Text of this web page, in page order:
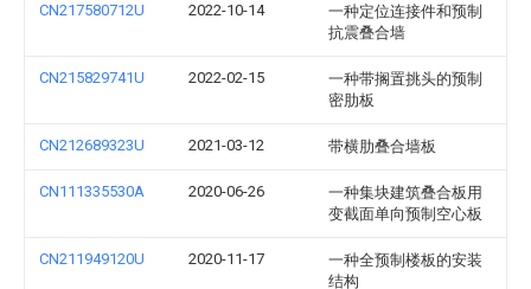
CN217580712U 2022-10-14
一种定位连接件和预制
抗震叠合墙
CN215829741U 2022-02-15
一种带搁置挑头的预制
密肋板
CN212689323U 2021-03-12 带横肋叠合墙板
CN111335530A 2020-06-26
一种集块建筑叠合板用
变截面单向预制空心板
CN211949120U 2020-11-17
一种全预制楼板的安装
结构